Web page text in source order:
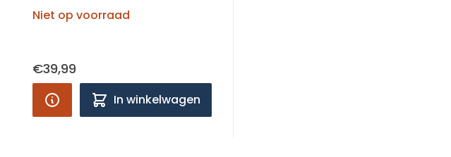
Niet op voorraad
€39,99
In winkelwagen